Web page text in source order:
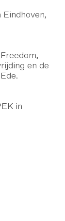
Eindhoven,
en de
in